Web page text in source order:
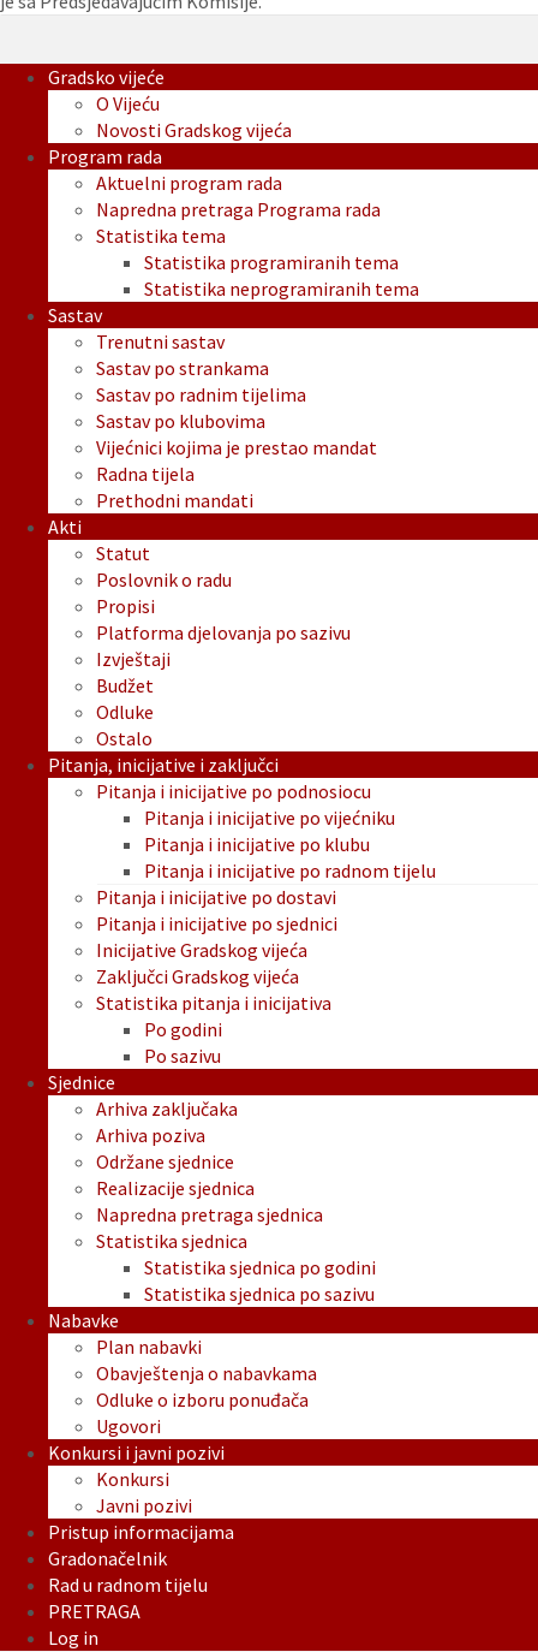
Gradsko vijeće
O Vijeću
Novosti Gradskog vijeća
Program rada
Aktuelni program rada
Napredna pretraga Programa rada
Statistika tema
Statistika programiranih tema
Statistika neprogramiranih tema
Sastav
Trenutni sastav
Sastav po strankama
Sastav po radnim tijelima
Sastav po klubovima
Vijećnici kojima je prestao mandat
Radna tijela
Prethodni mandati
Akti
Statut
Poslovnik o radu
Propisi
Platforma djelovanja po sazivu
Izvještaji
Budžet
Odluke
Ostalo
Pitanja, inicijative i zaključci
Pitanja i inicijative po podnosiocu
Pitanja i inicijative po vijećniku
Pitanja i inicijative po klubu
Pitanja i inicijative po radnom tijelu
Pitanja i inicijative po dostavi
Pitanja i inicijative po sjednici
Inicijative Gradskog vijeća
Zaključci Gradskog vijeća
Statistika pitanja i inicijativa
Po godini
Po sazivu
Sjednice
Arhiva zaključaka
Arhiva poziva
Održane sjednice
Realizacije sjednica
Napredna pretraga sjednica
Statistika sjednica
Statistika sjednica po godini
Statistika sjednica po sazivu
Nabavke
Plan nabavki
Obavještenja o nabavkama
Odluke o izboru ponuđača
Ugovori
Konkursi i javni pozivi
Konkursi
Javni pozivi
Pristup informacijama
Gradonačelnik
Rad u radnom tijelu
PRETRAGA
Log in